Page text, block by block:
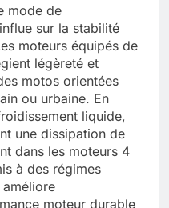
mode de
sur la stabilité
moteurs équipés de
légèreté et
motos orientées
ou urbaine. En
liquide,
une dissipation de
dans les moteurs 4
à des régimes
moteur durable